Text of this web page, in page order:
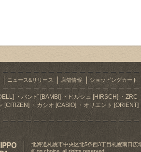
ニュース&リリース 店舗情報 ショッピングカート
バンビ [BAMBI] ヒルシュ [HIRSCH]
ZRC
[CITIZEN] カシオ [CASIO] オリエント [ORIENT]
北海道札幌市中央区北5条西3丁目札幌南口広